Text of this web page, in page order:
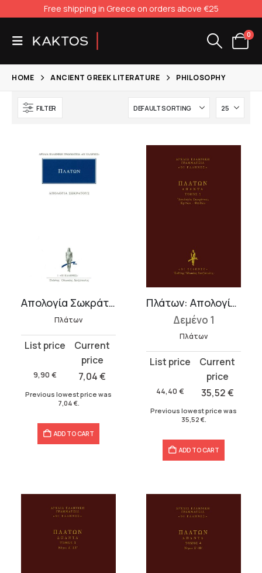
Free shipping in Greece on orders above €25
0
HOME ANCIENT GREEK LITERATURE PHILOSOPHY
FILTER
Απολογία Σωκράτους
Πλάτων
9,90 €
Original
was:
7,04€
Current
Previous lowest price was
7,04 €.
ADD TO CART
Πλάτων: Απολογία Σωκράτους – Κρίτων – Φαίδων
Δεμένο 1
Πλάτων
44,40 €
Original
was:
35,52€
Current
Previous lowest price was
35,52 €.
ADD TO CART